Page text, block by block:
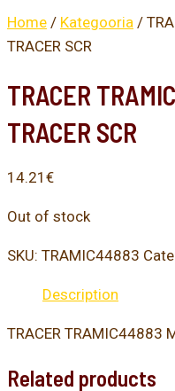
Home / Kategooria /
TRACER SCR
TRACER
TRACER SCR
14.21 €
Out of stock
SKU: TRAMIC44883
Description
TRACER TRAMIC44883
Related products